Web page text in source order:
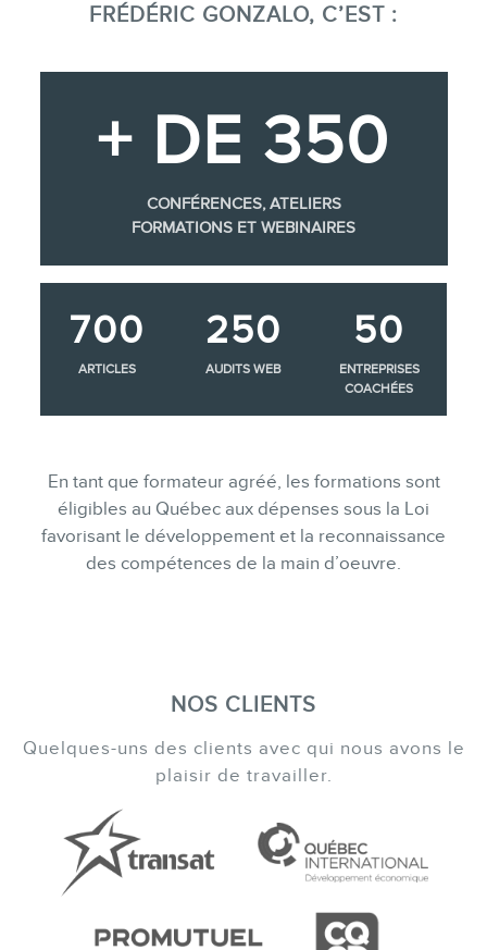
FRÉDÉRIC GONZALO, C’EST :
+ DE 350
CONFÉRENCES, ATELIERS
FORMATIONS ET WEBINAIRES
700
ARTICLES
250
AUDITS WEB
50
ENTREPRISES
COACHÉES
En tant que formateur agréé, les formations sont
éligibles au Québec aux dépenses sous la Loi
favorisant le développement et la reconnaissance
des compétences de la main d’oeuvre.
NOS CLIENTS
Quelques-uns des clients avec qui nous avons le
plaisir de travailler.